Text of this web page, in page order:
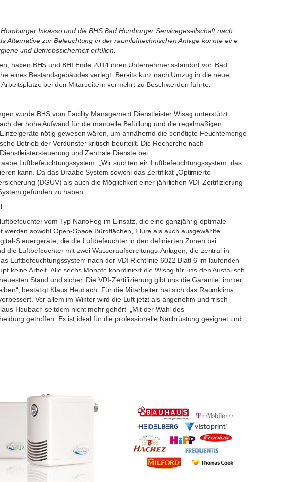
Inkasso und die BHS Bad Homburger Servicegesellschaft nach
Alternative zur Befeuchtung in der raumlufttechnischen Anlage konnte eine
und Betriebssicherheit erfüllen.
haben BHS und BHI Ende 2014 ihren Unternehmensstandort von Bad
eines Bestandsgebäudes verlegt. Bereits kurz nach Umzug in die neue
bei den Mitarbeitern vermehrt zu Beschwerden führte.
wurde BHS vom Facility Management Dienstleister Wisag unterstützt.
der hohe Aufwand für die manuelle Befüllung und die regelmäßigen
nötig gewesen wären, um annähernd die benötigte Feuchtemenge
Betrieb der Verdunster kritisch beurteilt. Die Recherche nach
und Zentrale Dienste bei
Luftbefeuchtungssystem: „Wir suchten ein Luftbefeuchtungssystem, das
kann. Da das Draabe System sowohl das Zertifikat „Optimierte
(DGUV) als auch die Möglichkeit einer jährlichen VDI-Zertifizierung
gefunden zu haben.
vom Typ NanoFog im Einsatz, die eine ganzjährig optimale
sowohl Open-Space Büroflächen, Flure als auch ausgewählte
Steuergeräte, die die Luftbefeuchter in den definierten Zonen bei
die Luftbefeuchter mit zwei Wasseraufbereitungs-Anlagen, die zentral in
Luftbefeuchtungssystem nach der VDI Richtlinie 6022 Blatt 6 im laufenden
keine Arbeit. Alle sechs Monate koordiniert die Wisag für uns den Austausch
Stand und sicher. Die VDI-Zertifizierung gibt uns die Garantie, immer
bestätigt Klaus Heubach. Für die Mitarbeiter hat sich das Raumklima
Vor allem im Winter wird die Luft jetzt als angenehm und frisch
Heubach seitdem nicht mehr gehört: „Mit der Wahl des
getroffen. Es ist ideal für die professionelle Nachrüstung geeignet und